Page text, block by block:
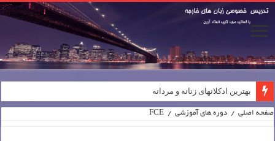
بهترین ادکلانهای زنانه و مردانه
صفحه اصلی / دوره های آموزشی /
FCE